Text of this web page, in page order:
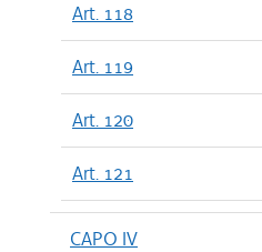
Art. 118
Art. 119
Art. 120
Art. 121
CAPO IV